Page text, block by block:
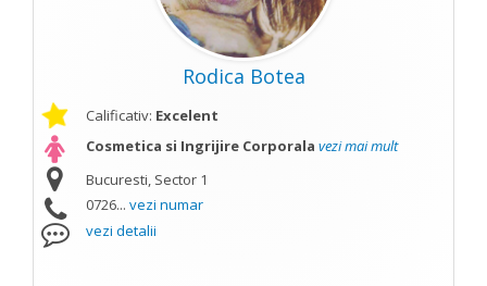
Rodica Botea
Calificativ: Excelent
Cosmetica si Ingrijire Corporala vezi mai mult
Bucuresti, Sector 1
0726... vezi numar
vezi detalii